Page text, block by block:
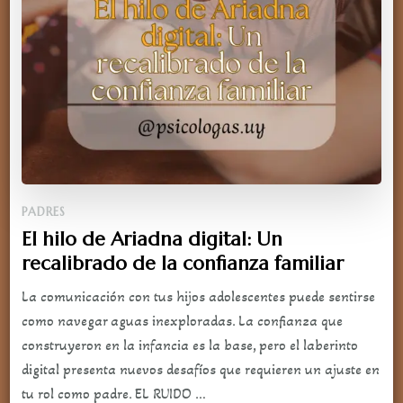
PADRES
El hilo de Ariadna digital: Un
recalibrado de la confianza familiar
La comunicación con tus hijos adolescentes puede sentirse
como navegar aguas inexploradas. La confianza que
construyeron en la infancia es la base, pero el laberinto
digital presenta nuevos desafíos que requieren un ajuste en
tu rol como padre. EL RUIDO …